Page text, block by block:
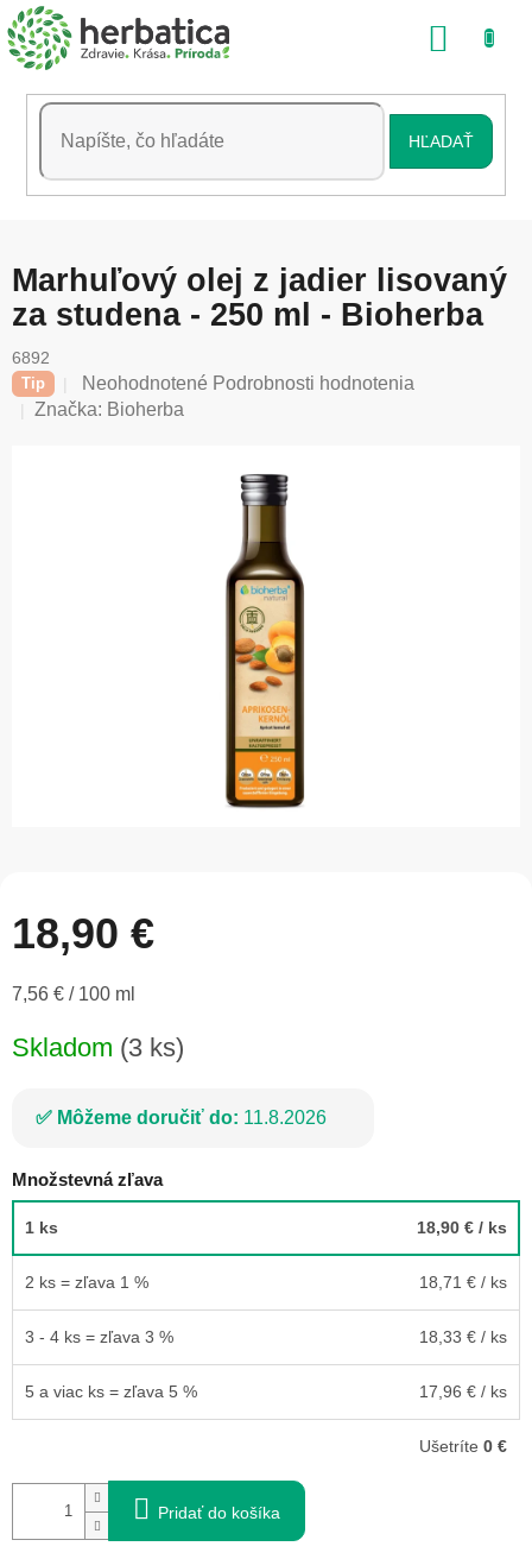
Prejsť
na
obsah
HĽADAŤ
Marhuľový olej z jadier lisovaný
za studena - 250 ml - Bioherba
6892
Tip
Priemerné
hodnotenie
Neohodnotené Podrobnosti hodnotenia
Značka: Bioherba
18,90 €
Jednotková
7,56 € / 100 ml
Skladom (3 ks)
Môžeme doručiť do: 11.8.2026
Množstevná zľava
1 ks 18,90 € / ks
2 ks = zľava 1 % 18,71 € / ks
3 - 4 ks = zľava 3 % 18,33 € / ks
5 a viac ks = zľava 5 % 17,96 € / ks
Ušetríte 0 €
Pridať do košíka